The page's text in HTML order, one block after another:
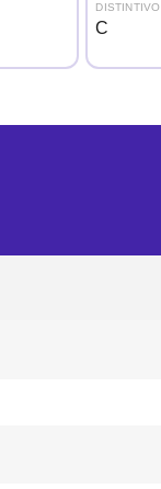
DISTINTIVO
C